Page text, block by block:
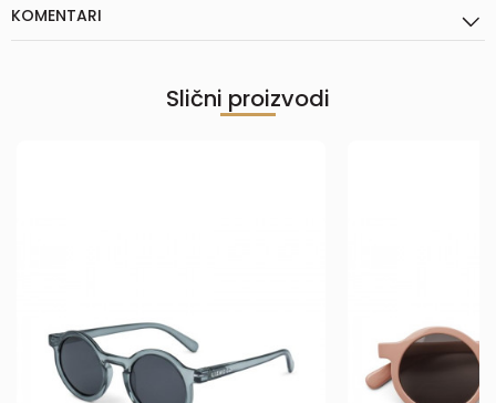
KOMENTARI
Slični proizvodi